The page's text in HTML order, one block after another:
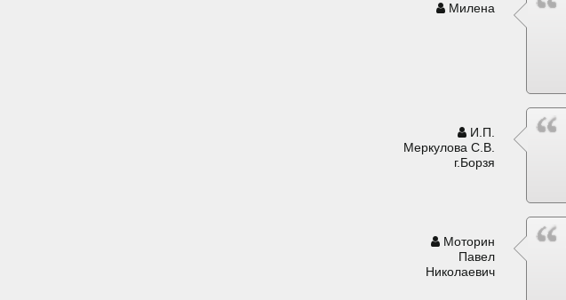
Милена
И.П.
Меркулова С.В.
г.Борзя
Моторин
Павел
Николаевич